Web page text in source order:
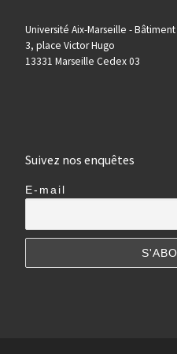
Université Aix-Marseille - Bâtiment
3, place Victor Hugo
13331 Marseille Cedex 03
Suivez nos enquêtes
E-mail